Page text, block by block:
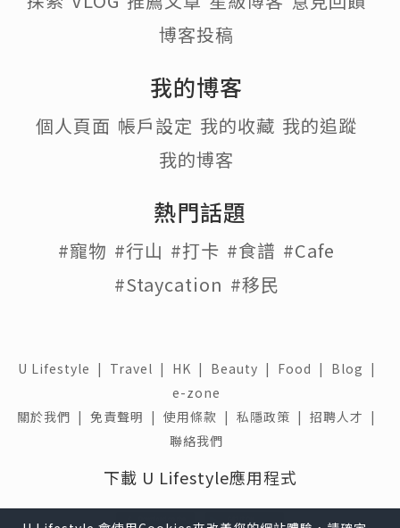
博客投稿
我的博客
個人頁面 帳戶設定 我的收藏 我的追蹤
我的博客
熱門話題
#寵物 #行山 #打卡 #食譜 #Cafe
#Staycation #移民
U Lifestyle | Travel | HK | Beauty | Food | Blog |
e-zone
關於我們 | 免責聲明 | 使用條款 | 私隱政策 | 招聘人才 |
聯絡我們
下載 U Lifestyle應用程式